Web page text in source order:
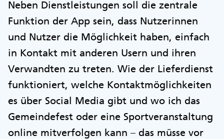
Neben Dienstleistungen soll die zentrale
Funktion der App sein, dass Nutzerinnen
und Nutzer die Möglichkeit haben, einfach
in Kontakt mit anderen Usern und ihren
Verwandten zu treten. Wie der Lieferdienst
funktioniert, welche Kontaktmöglichkeiten
es über Social Media gibt und wo ich das
Gemeindefest oder eine Sportveranstaltung
online mitverfolgen kann – das müsse vor